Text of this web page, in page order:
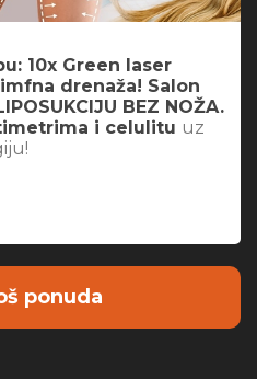
10x Green laser
drenaža! Salon
BEZ NOŽA.
i celulitu uz
ponuda